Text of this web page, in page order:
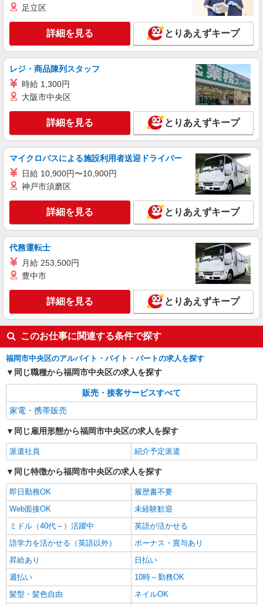
株式会社シエロ
スマホ携帯販売【エーユー】
時給1500円〜1600円（経験・能力による） ※
残業代支給 ★交通費別途支給（規定あり） ゜
+゜・。○。・゜+゜・。○。・゜+゜ 入社祝い金10
有）★ ゜・。○。・゜+゜・。○。・゜+゜
福岡県福岡市中央区の家電量販店
キープ 詳細を見る
派遣社員 紹介予定派遣
株式会社シエロ
【Y!mobile】人気機種に詳しくなれる携帯販
売
時給1400円〜 ※残業代支給 ★交通費別途支給
+゜ 入社祝い金10万円支給(規定有) お友達を紹介
頂くと, インセンティブ支給(規定有) ★月2回払
い・週払い可能（規程有）★ ゜・。○。・゜
+゜・。○。・゜+゜
福岡県福岡市中央区のY!mobileショップ
キープ 詳細を見る
派遣社員 紹介予定派遣
株式会社シエロ
【softbank】人気機種に詳しくなれる携帯販
売
月給180000円〜250000円（経験・能力によ
る） ※残業代支給 ★交通費別途支給（規定あり）
゜+゜・。○。・゜+゜・。○。・゜+゜ 入社祝い金
10万円支給(規定有) お友達を紹介頂くと, インセン
ティブ支給(規定有) ゜・。○。・゜+゜・。
○。・゜+゜
福岡県福岡市中央区のsoftbankショップ
キープ
足立区
詳細を見る とりあえずキープ
レジ・商品陳列スタッフ
時給 1,300円
大阪市中央区
詳細を見る とりあえずキープ
マイクロバスによる施設利用者送迎ドライバー
日給 10,900円〜10,900円
神戸市須磨区
詳細を見る とりあえずキープ
代務運転士
月給 253,500円
豊中市
詳細を見る とりあえずキープ
このお仕事に関連する条件で探す
福岡市中央区のアルバイト・バイト・パートの求人を探す
同じ職種から福岡市中央区の求人を探す
販売・接客サービスすべて
家電・携帯販売
同じ雇用形態から福岡市中央区の求人を探す
派遣社員 紹介予定派遣
同じ特徴から福岡市中央区の求人を探す
即日勤務OK
履歴書不要
Web面接OK
未経験歓迎
ミドル（40代～）活躍中
英語が活かせる
語学力を活かせる（英語以外）
ボーナス・賞与あり
昇給あり
日払い
週払い
10時～勤務OK
髪型・髪色自由
ネイルOK